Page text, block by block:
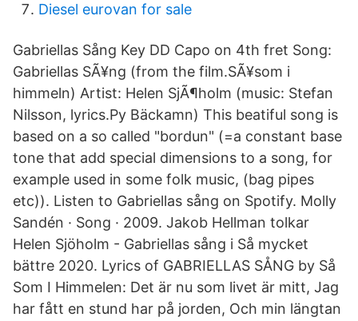
Diesel eurovan for sale
Gabriellas Sång Key DD Capo on 4th fret Song:
Gabriellas SÃ¥ng (from the film.SÃ¥som i
himmeln) Artist: Helen SjÃ¶holm (music: Stefan
Nilsson, lyrics.Py Bäckamn) This beatiful song is
based on a so called "bordun" (=a constant base
tone that add special dimensions to a song, for
example used in some folk music, (bag pipes
etc)). Listen to Gabriellas sång on Spotify. Molly
Sandén · Song · 2009. Jakob Hellman tolkar
Helen Sjöholm - Gabriellas sång i Så mycket
bättre 2020. Lyrics of GABRIELLAS SÅNG by Så
Som I Himmelen: Det är nu som livet är mitt, Jag
har fått en stund har på jorden, Och min längtan